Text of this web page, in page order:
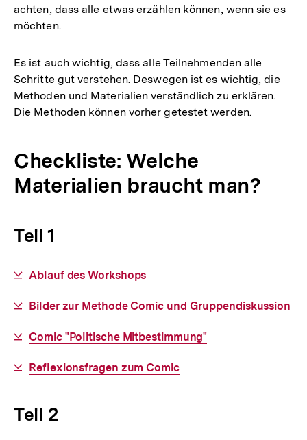
achten, dass alle etwas erzählen können, wenn sie es
möchten.
Es ist auch wichtig, dass alle Teilnehmenden alle
Schritte gut verstehen. Deswegen ist es wichtig, die
Methoden und Materialien verständlich zu erklären.
Die Methoden können vorher getestet werden.
Checkliste: Welche
Materialien braucht man?
Teil 1
Interner
Ablauf des Workshops
Interner
Bilder zur Methode Comic und Gruppendiskussion
Interner
Comic "Politische Mitbestimmung"
Interner
Reflexionsfragen zum Comic
Teil 2